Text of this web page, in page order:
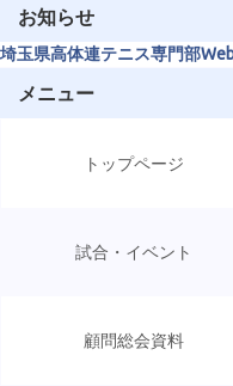
お知らせ
埼玉県高体連テニス専門部
メニュー
トップページ
試合・イベント
顧問総会資料